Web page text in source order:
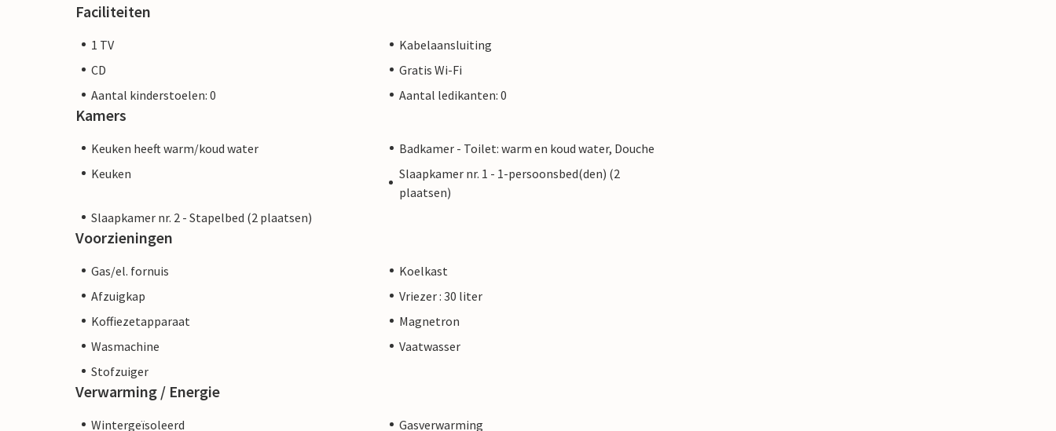
Faciliteiten
1 TV
Kabelaansluiting
CD
Gratis Wi-Fi
Aantal kinderstoelen: 0
Aantal ledikanten: 0
Kamers
Keuken heeft warm/koud water
Badkamer - Toilet: warm en koud water, Douche
Keuken
Slaapkamer nr. 1 - 1-persoonsbed(den) (2
plaatsen)
Slaapkamer nr. 2 - Stapelbed (2 plaatsen)
Voorzieningen
Gas/el. fornuis
Koelkast
Afzuigkap
Vriezer : 30 liter
Koffiezetapparaat
Magnetron
Wasmachine
Vaatwasser
Stofzuiger
Verwarming / Energie
Wintergeïsoleerd
Gasverwarming